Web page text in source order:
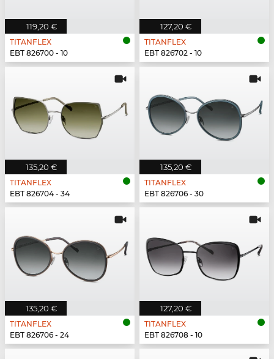
119,20 €
TITANFLEX
EBT 826700 - 10
127,20 €
TITANFLEX
EBT 826702 - 10
135,20 €
TITANFLEX
EBT 826704 - 34
135,20 €
TITANFLEX
EBT 826706 - 30
135,20 €
TITANFLEX
EBT 826706 - 24
127,20 €
TITANFLEX
EBT 826708 - 10